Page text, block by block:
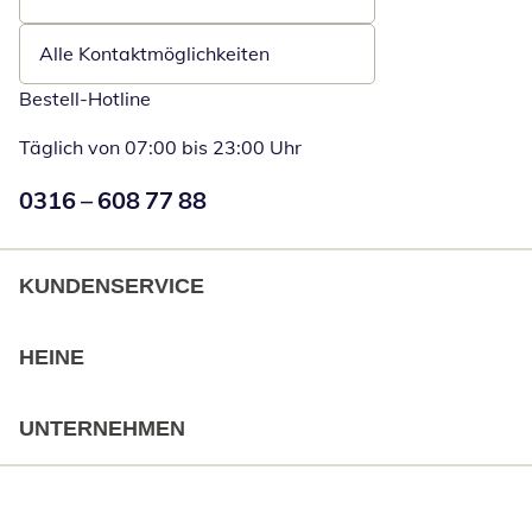
Alle Kontaktmöglichkeiten
Bestell-Hotline
Täglich von 07:00 bis 23:00 Uhr
Numéro de téléphone:
0316 – 608 77 88
KUNDENSERVICE
HEINE
UNTERNEHMEN